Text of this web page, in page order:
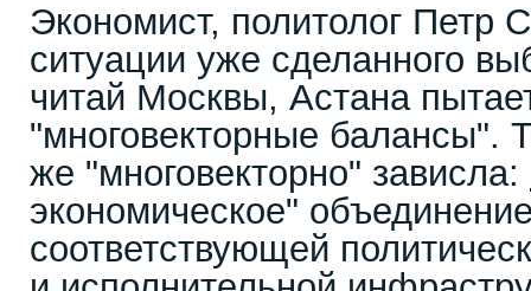
Экономист, политолог Петр
ситуации уже сделанного
читай Москвы, Астана
"многовекторные балансы".
же "многовекторно" зависла:
экономическое"
соответствующей